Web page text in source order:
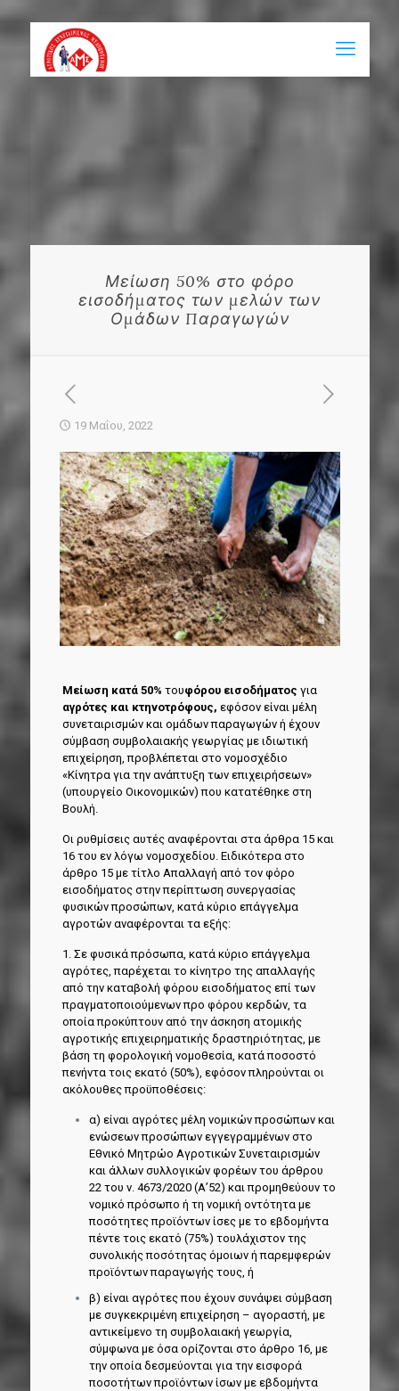
Μείωση 50% στο φόρο
εισοδήματος των μελών των
Ομάδων Παραγωγών
19 Μαΐου, 2022
Μείωση κατά 50% τουφόρου εισοδήματος για
αγρότες και κτηνοτρόφους, εφόσον είναι μέλη
συνεταιρισμών και ομάδων παραγωγών ή έχουν
σύμβαση συμβολαιακής γεωργίας με ιδιωτική
επιχείρηση, προβλέπεται στο νομοσχέδιο
«Κίνητρα για την ανάπτυξη των επιχειρήσεων»
(υπουργείο Οικονομικών) που κατατέθηκε στη
Βουλή.
Οι ρυθμίσεις αυτές αναφέρονται στα άρθρα 15 και
16 του εν λόγω νομοσχεδίου. Ειδικότερα στο
άρθρο 15 με τίτλο Απαλλαγή από τον φόρο
εισοδήματος στην περίπτωση συνεργασίας
φυσικών προσώπων, κατά κύριο επάγγελμα
αγροτών αναφέρονται τα εξής:
1. Σε φυσικά πρόσωπα, κατά κύριο επάγγελμα
αγρότες, παρέχεται το κίνητρο της απαλλαγής
από την καταβολή φόρου εισοδήματος επί των
πραγματοποιούμενων προ φόρου κερδών, τα
οποία προκύπτουν από την άσκηση ατομικής
αγροτικής επιχειρηματικής δραστηριότητας, με
βάση τη φορολογική νομοθεσία, κατά ποσοστό
πενήντα τοις εκατό (50%), εφόσον πληρούνται οι
ακόλουθες προϋποθέσεις:
α) είναι αγρότες μέλη νομικών προσώπων και
ενώσεων προσώπων εγγεγραμμένων στο
Εθνικό Μητρώο Αγροτικών Συνεταιρισμών
και άλλων συλλογικών φορέων του άρθρου
22 του ν. 4673/2020 (Α’52) και προμηθεύουν το
νομικό πρόσωπο ή τη νομική οντότητα με
ποσότητες προϊόντων ίσες με το εβδομήντα
πέντε τοις εκατό (75%) τουλάχιστον της
συνολικής ποσότητας όμοιων ή παρεμφερών
προϊόντων παραγωγής τους, ή
β) είναι αγρότες που έχουν συνάψει σύμβαση
με συγκεκριμένη επιχείρηση – αγοραστή, με
αντικείμενο τη συμβολαιακή γεωργία,
σύμφωνα με όσα ορίζονται στο άρθρο 16, με
την οποία δεσμεύονται για την εισφορά
ποσοτήτων προϊόντων ίσων με εβδομήντα